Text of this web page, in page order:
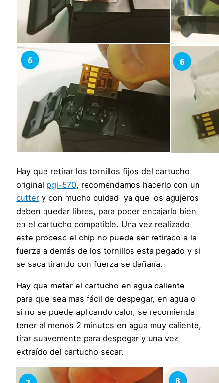
Hay que retirar los tornillos fijos del cartucho
original pgi-570, recomendamos hacerlo con un
cutter y con mucho cuidad ya que los agujeros
deben quedar libres, para poder encajarlo bien
en el cartucho compatible. Una vez realizado
este proceso el chip no puede ser retirado a la
fuerza a demás de los tornillos esta pegado y si
se saca tirando con fuerza se dañaría.
Hay que meter el cartucho en agua caliente
para que sea mas fácil de despegar, en agua o
si no se puede aplicando calor, se recomienda
tener al menos 2 minutos en agua muy caliente,
tirar suavemente para despegar y una vez
extraído del cartucho secar.